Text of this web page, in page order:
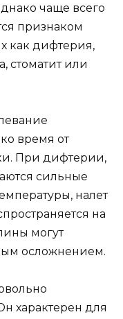
чаще всего
признаком
как дифтерия,
стоматит или
время от
При дифтерии,
сильные
налет
на
могут
осложнением.
характерен для